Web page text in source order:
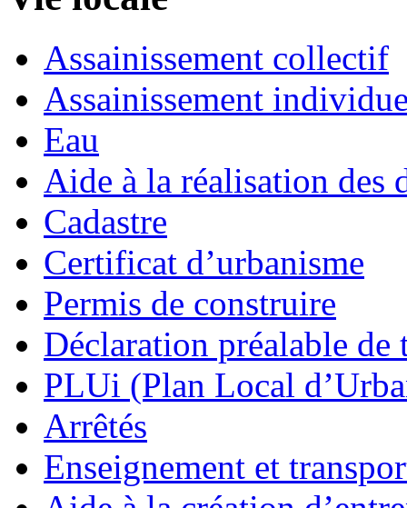
Assainissement collectif
Assainissement
Eau
Aide à la réalisation des
Cadastre
Certificat d’urbanisme
Permis de construire
Déclaration préalable de
PLUi (Plan Local
Arrêtés
Enseignement et